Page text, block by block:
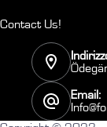
Contact Us!
Email: